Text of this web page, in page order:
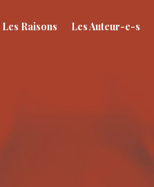
Les Raisons Les Auteur-e-s